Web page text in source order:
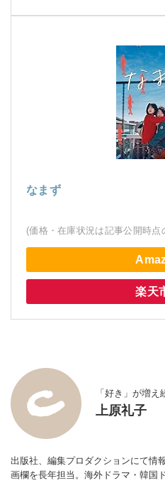
なまず
(価格・在庫状況は記事公開時点
楽天
「好き」が増
上原礼子
出版社、編集プロダクションにて情
画欄を長年担当。海外ドラマ・韓国